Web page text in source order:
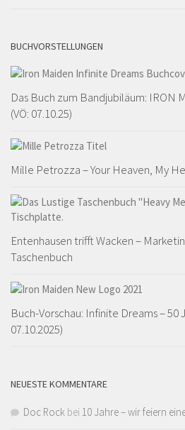
BUCHVORSTELLUNGEN
Das Buch zum Bandjubiläum: IRON
(VÖ: 07.10.25)
Mille Petrozza – Your Heaven, My
Entenhausen trifft Wacken –
Taschenbuch
Buch-Vorschau: Infinite Dreams – 50
07.10.2025)
NEUESTE KOMMENTARE
Doc Rock bei 10 Jahre – wir feiern